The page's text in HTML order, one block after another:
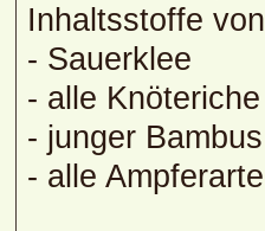
Inhaltsstoffe
- Sauerklee
- alle
- junger
- alle